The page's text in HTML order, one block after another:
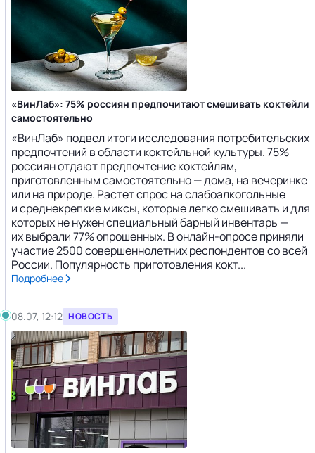
«ВинЛаб»: 75% россиян предпочитают смешивать коктейли
самостоятельно
«ВинЛаб» подвел итоги исследования потребительских
предпочтений в области коктейльной культуры. 75%
россиян отдают предпочтение коктейлям,
приготовленным самостоятельно — дома, на вечеринке
или на природе. Растет спрос на слабоалкогольные
и среднекрепкие миксы, которые легко смешивать и для
которых не нужен специальный барный инвентарь —
их выбрали 77% опрошенных. В онлайн-опросе приняли
участие 2500 совершеннолетних респондентов со всей
России. Популярность приготовления кокт...
Подробнее
08.07, 12:12 НОВОСТЬ